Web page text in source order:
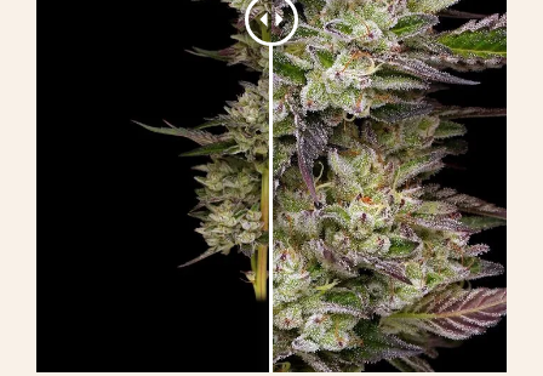
Chasse au phéno
Préserver le patrimoine génétique des
Caraïbes